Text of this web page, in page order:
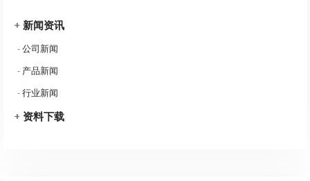
+ 新闻资讯
-公司新闻
- 产品新闻
-行业新闻
+ 资料下载